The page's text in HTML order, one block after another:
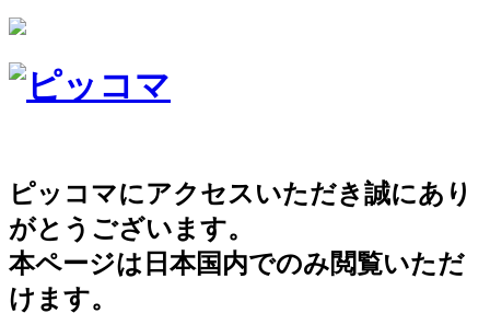
ピッコマにアクセスいただき誠にあり
がとうございます。
本ページは日本国内でのみ閲覧いただ
けます。